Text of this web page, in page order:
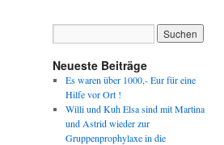
Neueste Beiträge
Es waren über 1000,- Eur für eine
Hilfe vor Ort !
Willi und Kuh Elsa sind mit Martina
und Astrid wieder zur
Gruppenprophylaxe in die